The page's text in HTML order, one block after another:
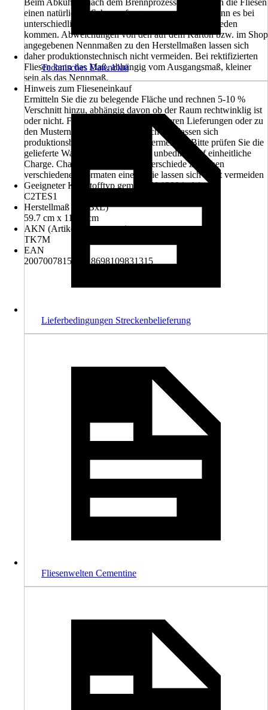
Beim Abkühlen nach dem Brennprozess durchlaufen die Fliesen
einen natürlichen Schrumpfungsprozess, dadurch kann es bei
unterschiedlichen Produktionen zu Größenunterschieden
kommen. Abweichungen von den auf dem Karton bzw. im Shop
angegebenen Nennmaßen zu den Herstellmaßen lassen sich
daher produktionstechnisch nicht vermeiden. Bei rektifizierten
Fliesen kann das Maß, abhängig vom Ausgangsmaß, kleiner
sein als das Nennmaß.
Hinweis zum Flieseneinkauf
Ermitteln Sie die zu belegende Fläche und rechnen 5-10 %
Verschnitt hinzu, abhängig davon ob der Raum rechtwinklig ist
oder nicht. Farbabweichungen zu früheren Lieferungen oder zu
den Mustern im Markt sind möglich und lassen sich
produktionsbedingt nicht immer vermeiden. Bitte prüfen Sie die
gelieferte Ware vor der Verlegung unbedingt auf einheitliche
Charge. Chargen- und Größenunterschiede zwischen
verschiedenen Formaten einer Serie lassen sich nicht vermeiden
Geeigneter Klebstofftyp gemäß EN 12004+A1
C2TES1
Herstellmaß ca. (BxL)
59.7 cm x 119.7 cm
AKN (Artikelkurznummer)
TK7M
EAN
2007007815819, 8698109831315
Technisches Datenblatt
Lieferbedingungen Streckenbelieferung
Fliesenwelten Cementine